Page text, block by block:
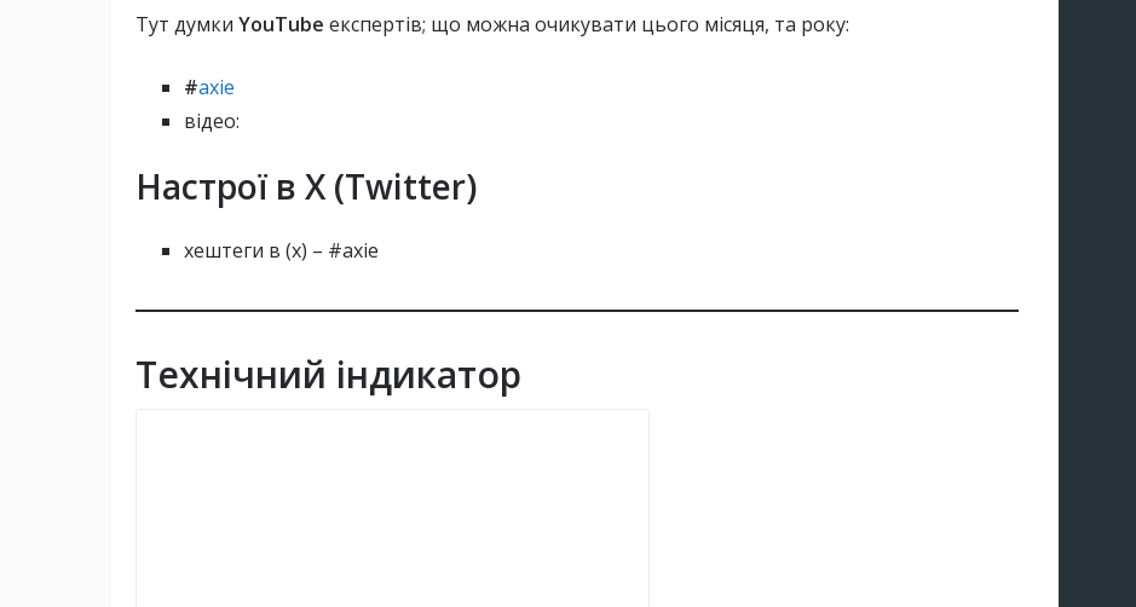
Тут думки YouTube експертів; що можна очикувати цього місяця, та року:
#axie
відео:
Настрої в X (Twitter)
хештеги в (х) – #axie
Технічний індикатор